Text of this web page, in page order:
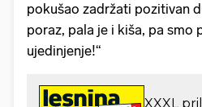
pokušao zadržati pozitivan
poraz, pala je i kiša, pa smo
ujedinjenje!“